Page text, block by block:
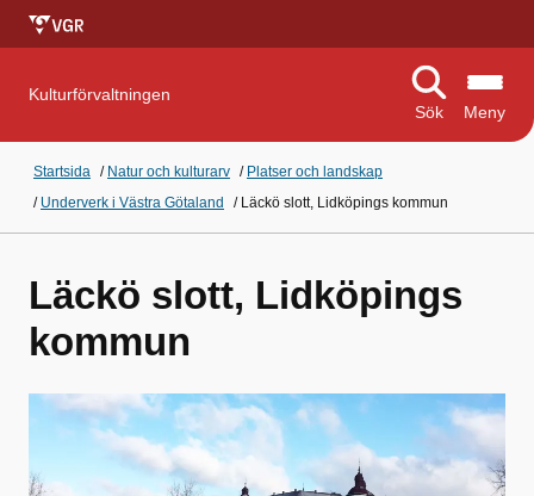
Kulturförvaltningen
Sök
Meny
Startsida / Natur och kulturarv / Platser och landskap
/ Underverk i Västra Götaland / Läckö slott, Lidköpings kommun
Läckö slott, Lidköpings
kommun